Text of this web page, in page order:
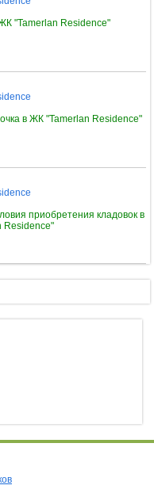
"Tamerlan Residence"
в ЖК "Tamerlan Residence"
приобретения кладовок в
Residence"